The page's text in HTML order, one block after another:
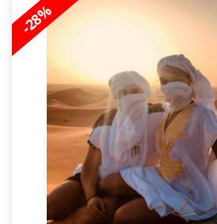
-28%